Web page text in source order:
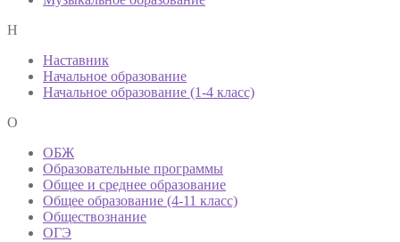
Н
Наставник
Начальное образование
Начальное образование (1-4 класс)
О
ОБЖ
Образовательные программы
Общее и среднее образование
Общее образование (4-11 класс)
Обществознание
ОГЭ